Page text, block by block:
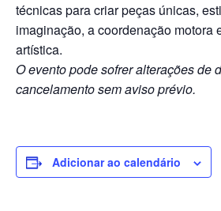
técnicas para criar peças únicas,
imaginação, a coordenação motora
artística.
O evento pode sofrer alterações de
cancelamento sem aviso prévio.
Adicionar ao calendário